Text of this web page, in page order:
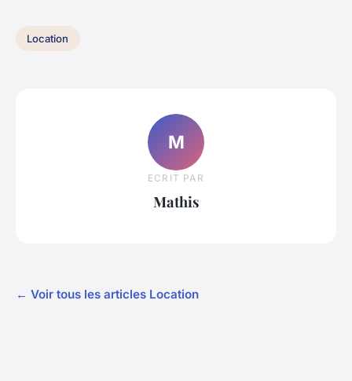
Location
M
ECRIT PAR
Mathis
← Voir tous les articles Location